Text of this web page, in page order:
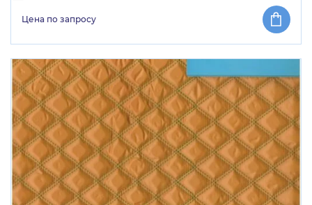
Цена по запросу